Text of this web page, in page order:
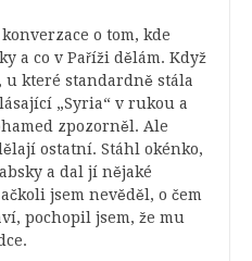
o tom, kde
a co v Paříži dělám. Když
které standardně stála
„Syria“ v rukou a
zpozorněl. Ale
ostatní. Stáhl okénko,
a dal jí nějaké
jsem nevěděl, o čem
pochopil jsem, že mu